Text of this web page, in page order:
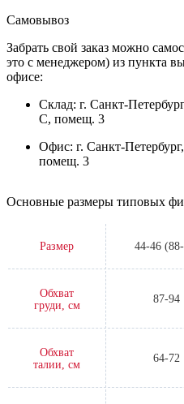
Самовывоз
Забрать свой заказ можно
это с менеджером) из пункта
офисе:
Склад: г. Санкт-
С, помещ. 3
Офис: г. Санкт-
помещ. 3
Основные размеры типовых
Размер 44-46
Обхват
груди, см
87-94
Обхват
талии, см
64-72